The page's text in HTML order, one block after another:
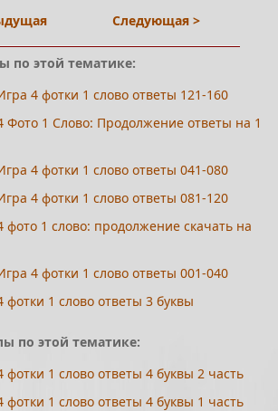
Следующая >
по этой тематике:
4 фотки 1 слово ответы 121-160
Фото 1 Слово: Продолжение ответы на 1
4 фотки 1 слово ответы 041-080
4 фотки 1 слово ответы 081-120
фото 1 слово: продолжение скачать на
4 фотки 1 слово ответы 001-040
фотки 1 слово ответы 3 буквы
по этой тематике:
фотки 1 слово ответы 4 буквы 2 часть
фотки 1 слово ответы 4 буквы 1 часть